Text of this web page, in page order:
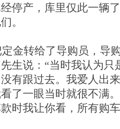
停产，库里仅此一辆
。
金转给了导购员，导
生说：“当时我认为只
有跟过去。我爱人出
了一眼当时就很不满
时我让你看，所有购